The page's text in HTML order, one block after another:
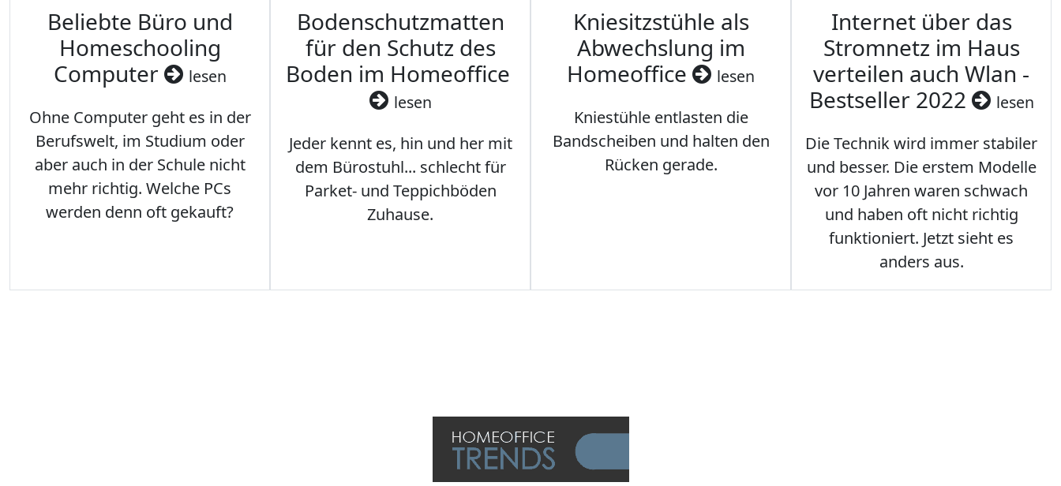
Beliebte Büro und
Homeschooling
Computer
lesen
Ohne Computer geht es in der
Berufswelt, im Studium oder
aber auch in der Schule nicht
mehr richtig. Welche PCs
werden denn oft gekauft?
Bodenschutzmatten
für den Schutz des
Boden im Homeoffice
lesen
Jeder kennt es, hin und her mit
dem Bürostuhl... schlecht für
Parket- und Teppichböden
Zuhause.
Kniesitzstühle als
Abwechslung im
Homeoffice
lesen
Kniestühle entlasten die
Bandscheiben und halten den
Rücken gerade.
Internet über das
Stromnetz im Haus
verteilen auch Wlan -
Bestseller 2022
lesen
Die Technik wird immer stabiler
und besser. Die erstem Modelle
vor 10 Jahren waren schwach
und haben oft nicht richtig
funktioniert. Jetzt sieht es
anders aus.